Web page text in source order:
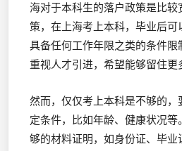
海对于本科生的落户政策是比
策，在上海考上本科，毕业后可
具备任何工作年限之类的条件限
重视人才引进，希望能够留住更
然而，仅仅考上本科是不够的
定条件，比如年龄、健康状况等
够的材料证明，如身份证、毕业